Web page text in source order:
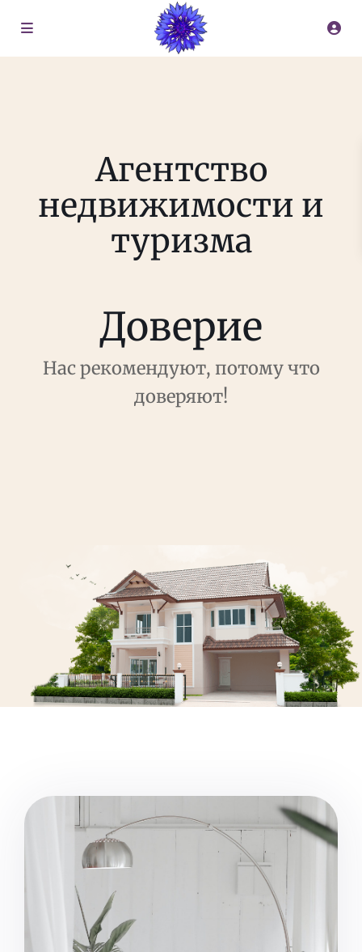
Агентство
недвижимости и
туризма
Доверие
Нас рекомендуют, потому что
доверяют!